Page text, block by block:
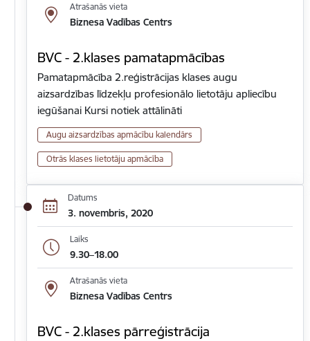
Atrašanās vieta
Biznesa Vadības Centrs
BVC - 2.klases pamatapmācības
Pamatapmācība 2.reģistrācijas klases augu
aizsardzības līdzekļu profesionālo lietotāju apliecību
iegūšanai Kursi notiek attālināti
Augu aizsardzības apmācību kalendārs
Otrās klases lietotāju apmācība
Datums
3. novembris, 2020
Laiks
9.30–18.00
Atrašanās vieta
Biznesa Vadības Centrs
BVC - 2.klases pārreģistrācija